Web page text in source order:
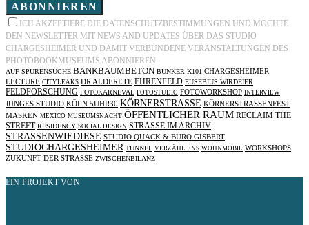
ABONNIEREN
ICH AKZEPTIERE DIE DATENSCHUTZBESTIMMUNGEN UND MÖCHTE
DEN NEWSLETTER MIT NEWS AND UPDATES ÜBER DAS STUDIO
CHARGESHEIMER UND DAMIT VERBUNDENE VERANSTALTUNGEN DES
PHOTOBOOKMUSEUMS ABONNIEREN.
AUF SPURENSUCHE BANKBAUMBETON BUNKER K101 CHARGESHEIMER
LECTURE CITYLEAKS DR ALDERETE EHRENFELD EUSEBIUS WIRDEIER
FELDFORSCHUNG FOTOKARNEVAL FOTOSTUDIO FOTOWORKSHOP INTERVIEW
JUNGES STUDIO KÖLN 5UHR30 KÖRNERSTRASSE KÖRNERSTRASSENFEST
MASKEN MEXICO MUSEUMSNACHT ÖFFENTLICHER RAUM RECLAIM THE
STREET RESIDENCY SOCIAL DESIGN STRASSE IM ARCHIV
STRASSENWIEDIESE STUDIO QUACK & BÜRO GISBERT
STUDIOCHARGESHEIMER TUNNEL VERZÄHL ENS WOHNMOBIL WORKSHOPS
ZUKUNFT DER STRASSE ZWISCHENBILANZ
EIN PROJEKT VON